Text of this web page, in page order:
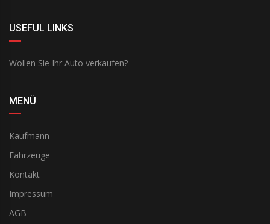
USEFUL LINKS
Wollen Sie Ihr Auto verkaufen?
MENÜ
Kaufmann
Fahrzeuge
Kontakt
Impressum
AGB